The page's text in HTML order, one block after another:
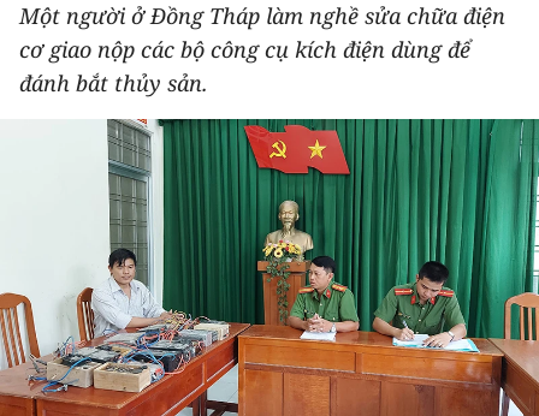
XÃ HỘI
PHÁP LUẬT
THỂ THAO
GIÁO DỤC
Y TẾ
Một người ở Đồng Tháp làm nghề sửa chữa điện
cơ giao nộp các bộ công cụ kích điện dùng để
đánh bắt thủy sản.